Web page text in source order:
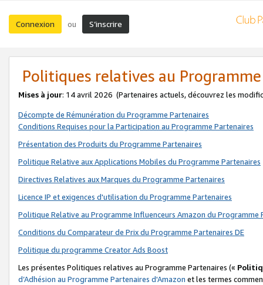
Connexion ou S’inscrire
Politiques relatives au
Mises à jour: 14 avril 2026 (Partenaires actuels, découvrez les
Décompte de Rémunération du Programme Partenaires
Conditions Requises pour la Participation au Programme Partenaires
Présentation des Produits du Programme Partenaires
Politique Relative aux Applications Mobiles du Programme Partenaires
Directives Relatives aux Marques du Programme Partenaires
Licence IP et exigences d'utilisation du Programme Partenaires
Politique Relative au Programme Influenceurs Amazon du Programme
Conditions du Comparateur de Prix du Programme Partenaires DE
Politique du programme Creator Ads Boost
Les présentes Politiques relatives au Programme Partenaires («
d’Adhésion au Programme Partenaires d'Amazon et les termes